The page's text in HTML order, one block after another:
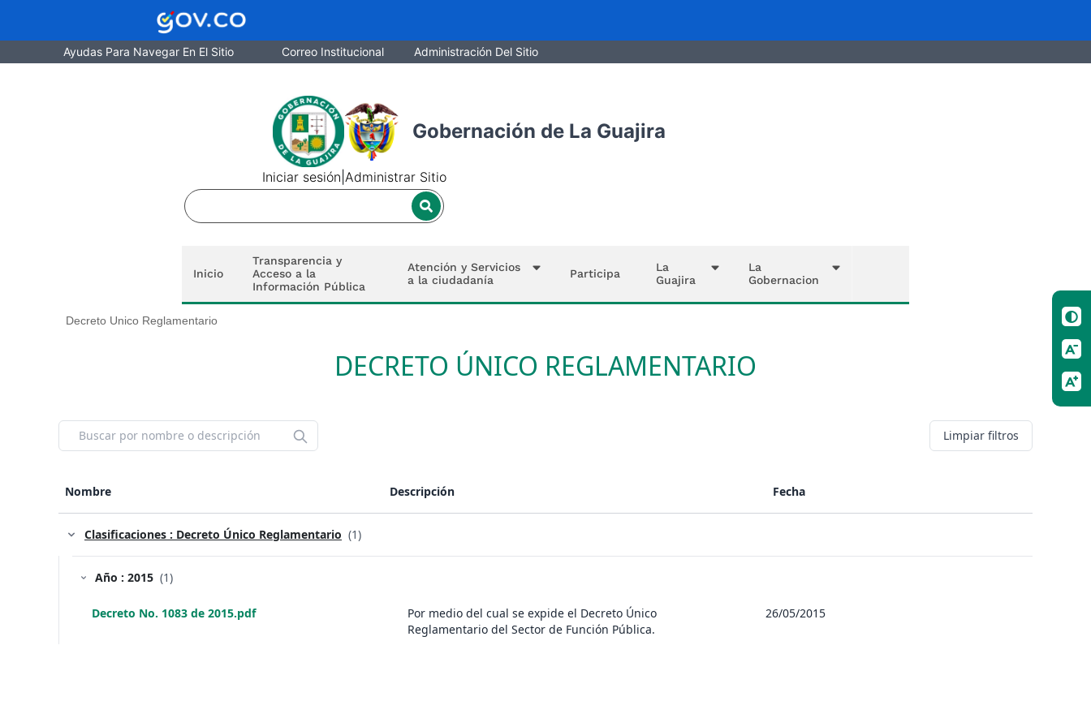
Ayudas Para Navegar En El Sitio Correo Institucional Administración Del Sitio
Gobernación de La Guajira
Iniciar sesión |Administrar Sitio
Inicio
Transparencia y
Acceso a la
Información Pública
Atención y Servicios
a la ciudadanía
Participa
La
Guajira
La
Gobernacion
Decreto Unico Reglamentario
DECRETO ÚNICO REGLAMENTARIO
Limpiar filtros
Nombre Descripción Fecha
Clasificaciones : Decreto Único Reglamentario (1)
Año : 2015 (1)
Decreto No. 1083 de 2015.pdf
Por medio del cual se expide el Decreto Único
Reglamentario del Sector de Función Pública.
26/05/2015